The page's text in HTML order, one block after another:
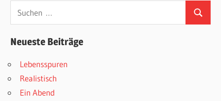
Suchen
nach:
Suchen
Neueste Beiträge
Lebensspuren
Realistisch
Ein Abend